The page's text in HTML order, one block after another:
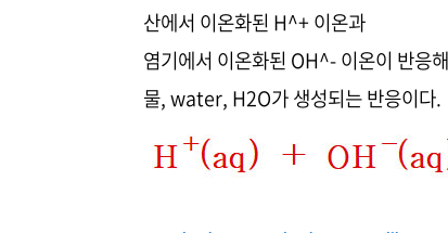
산에서 이온화된 H^+ 이온과
염기에서 이온화된 OH^- 이온이 반응
물, water, H2O가 생성되는 반응이다.